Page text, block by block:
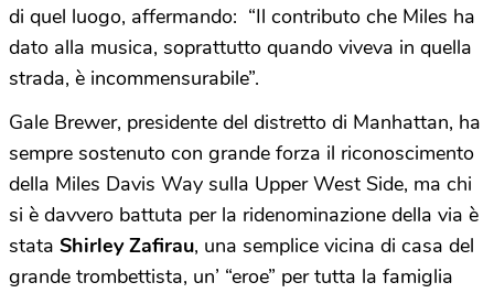
di quel luogo, affermando: “Il contributo che Miles ha
dato alla musica, soprattutto quando viveva in quella
strada, è incommensurabile”.
Gale Brewer, presidente del distretto di Manhattan, ha
sempre sostenuto con grande forza il riconoscimento
della Miles Davis Way sulla Upper West Side, ma chi
si è davvero battuta per la ridenominazione della via è
stata Shirley Zafirau, una semplice vicina di casa del
grande trombettista, un’ “eroe” per tutta la famiglia